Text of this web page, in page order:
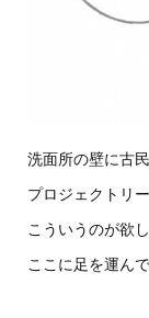
洗面所の壁に古
プロジェクトリ
こういうのが欲
ここに足を運ん